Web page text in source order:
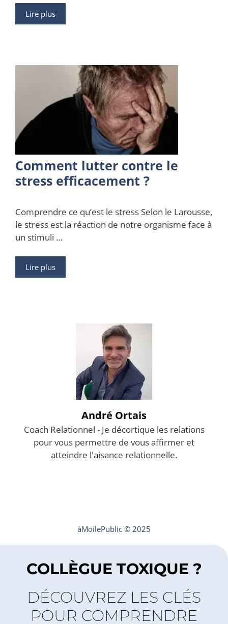
Lire plus
Comment lutter contre le
stress efficacement ?
Comprendre ce qu’est le stress Selon le Larousse,
le stress est la réaction de notre organisme face à
un stimuli …
Lire plus
André Ortais
Coach Relationnel - Je décortique les relations
pour vous permettre de vous affirmer et
atteindre l'aisance relationnelle.
àMoilePublic © 2025
COLLÈGUE TOXIQUE ?
DÉCOUVREZ LES CLÉS
POUR COMPRENDRE